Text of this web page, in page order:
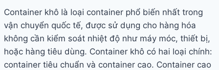
Container khô là loại container phổ biến nhất trong
vận chuyển quốc tế, được sử dụng cho hàng hóa
không cần kiểm soát nhiệt độ như máy móc, thiết bị,
hoặc hàng tiêu dùng. Container khô có hai loại chính:
container tiêu chuẩn và container cao. Container cao